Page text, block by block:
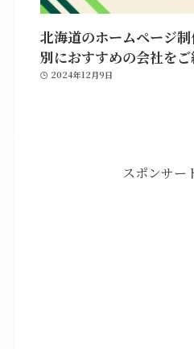
北海道のホームページ
別におすすめの会社をご
2024年12月9日
スポンサー